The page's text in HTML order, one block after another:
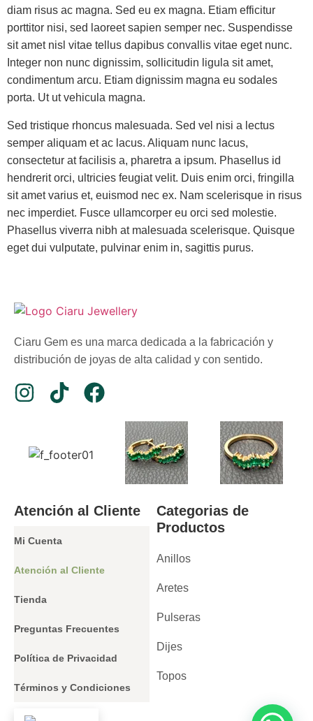
diam risus ac magna. Sed eu ex magna. Etiam efficitur
porttitor nisi, sed laoreet sapien semper nec. Suspendisse
sit amet nisl vitae tellus dapibus convallis vitae eget nunc.
Integer non nunc dignissim, sollicitudin ligula sit amet,
condimentum arcu. Etiam dignissim magna eu sodales
porta. Ut ut vehicula magna.
Sed tristique rhoncus malesuada. Sed vel nisi a lectus
semper aliquam et ac lacus. Aliquam nunc lacus,
consectetur at facilisis a, pharetra a ipsum. Phasellus id
hendrerit orci, ultricies feugiat velit. Duis enim orci, fringilla
sit amet varius et, euismod nec ex. Nam scelerisque in risus
nec imperdiet. Fusce ullamcorper eu orci sed molestie.
Phasellus viverra nibh at malesuada scelerisque. Quisque
eget dui vulputate, pulvinar enim in, sagittis purus.
Ciaru Gem es una marca dedicada a la fabricación y
distribución de joyas de alta calidad y con sentido.
Atención al Cliente
Mi Cuenta
Atención al Cliente
Tienda
Preguntas Frecuentes
Política de Privacidad
Términos y Condiciones
Categorias de
Productos
Anillos
Aretes
Pulseras
Dijes
Topos